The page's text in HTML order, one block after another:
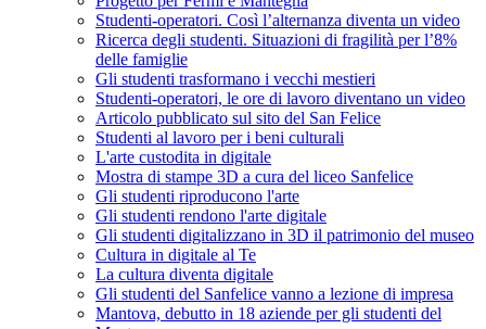
Studenti-operatori. Così l’alternanza diventa un video
Ricerca degli studenti. Situazioni di fragilità per l’8%
delle famiglie
Gli studenti trasformano i vecchi mestieri
Studenti-operatori, le ore di lavoro diventano un video
Articolo pubblicato sul sito del San Felice
Studenti al lavoro per i beni culturali
L'arte custodita in digitale
Mostra di stampe 3D a cura del liceo Sanfelice
Gli studenti riproducono l'arte
Gli studenti rendono l'arte digitale
Gli studenti digitalizzano in 3D il patrimonio del museo
Cultura in digitale al Te
La cultura diventa digitale
Gli studenti del Sanfelice vanno a lezione di impresa
Mantova, debutto in 18 aziende per gli studenti del